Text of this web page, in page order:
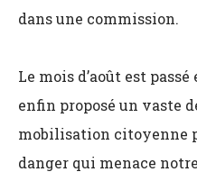
dans une commission.
Le mois d’août est
enfin proposé un vaste
mobilisation citoyenne
danger qui menace